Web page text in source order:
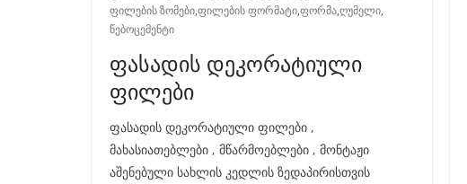
ფილების ზომები,ფილების ფორმატი,ფორმა,ღუმელი,
წებოცემენტი
ფასადის დეკორატიული
ფილები
ფასადის დეკორატიული ფილები ,
მახასიათებლები , მწარმოებლები , მონტაჟი
აშენებული სახლის კედლის ზედაპირისთვის